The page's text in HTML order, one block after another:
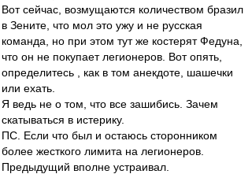
Вот сейчас, возмущаются количеством бразил
в Зените, что мол это ужу и не русская
команда, но при этом тут же костерят Федуна,
что он не покупает легионеров. Вот опять,
определитесь , как в том анекдоте, шашечки
или ехать.
Я ведь не о том, что все зашибись. Зачем
скатываться в истерику.
ПС. Если что был и остаюсь сторонником
более жесткого лимита на легионеров.
Предыдущий вполне устраивал.